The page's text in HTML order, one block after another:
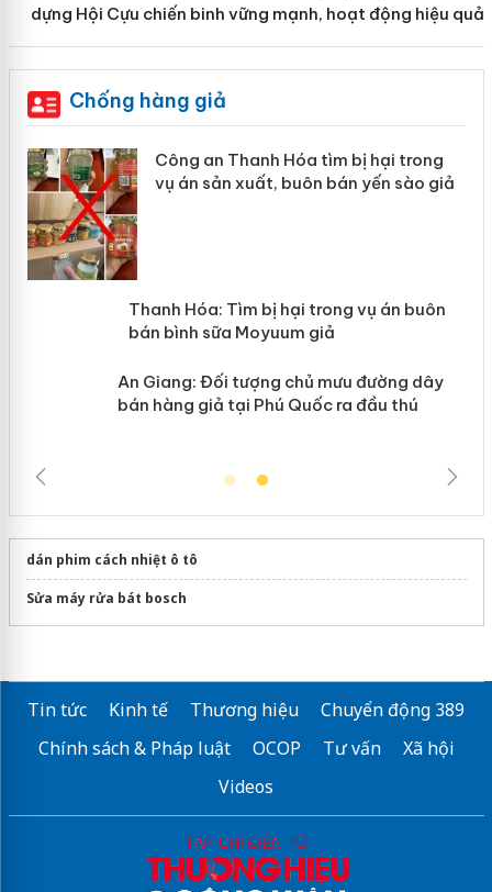
dựng Hội Cựu chiến binh vững mạnh, hoạt động hiệu quả
Chống hàng giả
Công an Thanh Hóa tìm bị hại trong
vụ án sản xuất, buôn bán yến sào giả
Thanh Hóa: Tìm bị hại trong vụ án
buôn bán bình sữa Moyuum giả
bán hàng giả tại Phú Quốc ra đầu thú
Thương hiệu
Videos